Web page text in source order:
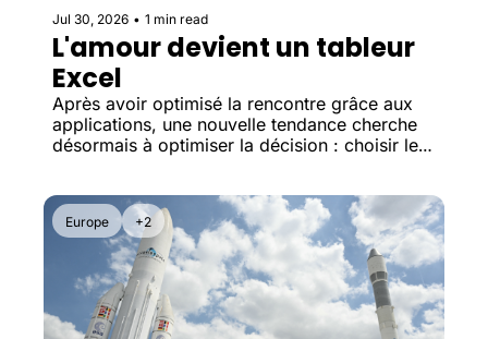
Jul 30, 2026 • 1 min read
L'amour devient un tableur
Excel
Après avoir optimisé la rencontre grâce aux
applications, une nouvelle tendance cherche
désormais à optimiser la décision : choisir le
Europe +2